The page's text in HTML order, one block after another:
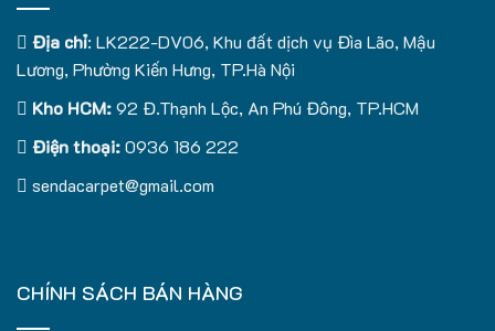
Địa chỉ: LK222-DV06, Khu đất dịch vụ Đìa Lão, Mậu
Lương, Phường Kiến Hưng, TP.Hà Nội
Kho HCM:92 Đ.Thạnh Lộc, An Phú Đông, TP.HCM
Điện thoại:0936 186 222
sendacarpet@gmail.com
CHÍNH SÁCH BÁN HÀNG